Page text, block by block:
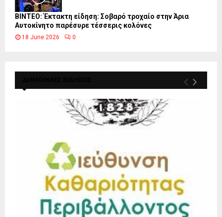
ΒΙΝΤΕΟ: Έκτακτη είδηση: Σοβαρό τροχαίο στην Άρια
Αυτοκίνητο παρέσυρε τέσσερις κολόνες
18 June 2026 0